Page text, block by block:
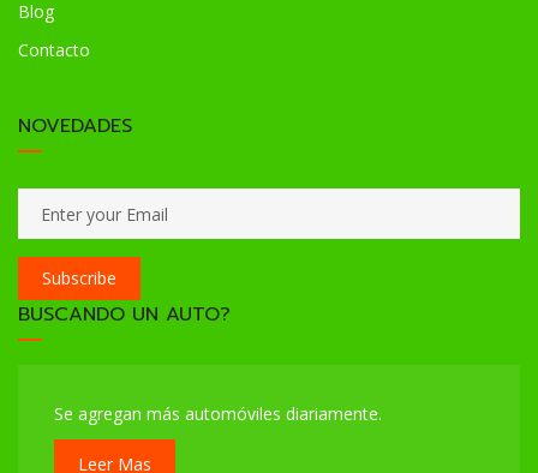
Blog
Contacto
NOVEDADES
Subscribe
BUSCANDO UN AUTO?
Se agregan más automóviles diariamente.
Leer Mas